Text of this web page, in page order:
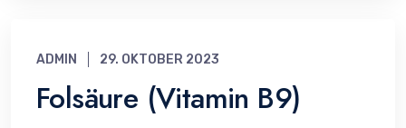
ADMIN 29. OKTOBER 2023
Folsäure (Vitamin B9)